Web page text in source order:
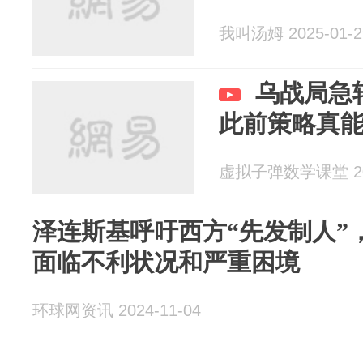
我叫汤姆 2025-01-
乌战局急
此前策略真
虚拟子弹数学课堂
泽连斯基呼吁西方“先发制人”
面临不利状况和严重困境
环球网资讯 2024-11-04